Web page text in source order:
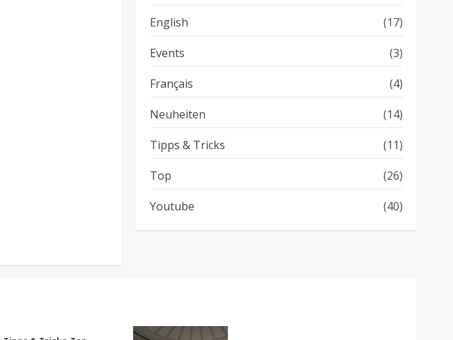
English
(17)
Events
(3)
Français
(4)
Neuheiten
(14)
Tipps & Tricks
(11)
Top
(26)
Youtube
(40)